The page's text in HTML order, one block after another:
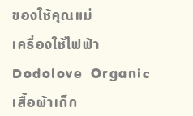
ของใช้คุณแม่
เครื่องใช้ไฟฟ้า
Dodolove Organic
เสื้อผ้าเด็ก